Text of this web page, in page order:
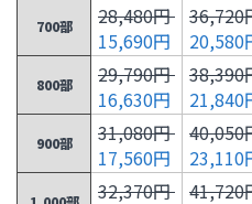
700部
28,480円
15,690円
36,720
20,580
800部
29,790円
16,630円
38,390
21,840
900部
31,080円
17,560円
40,050
23,110
32,370円 41,720